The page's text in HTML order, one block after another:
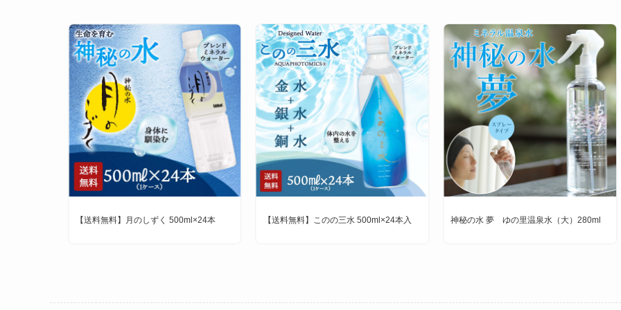
【送料無料】月のしずく 500ml×24本 【送料無料】このの三水 500ml×24本入 神秘の水 夢 ゆの里温泉水（大）280ml